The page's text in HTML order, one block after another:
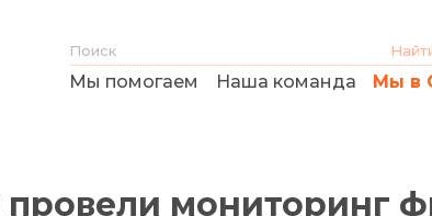
Мы помогаем Наша команда Мы в
мониторинг